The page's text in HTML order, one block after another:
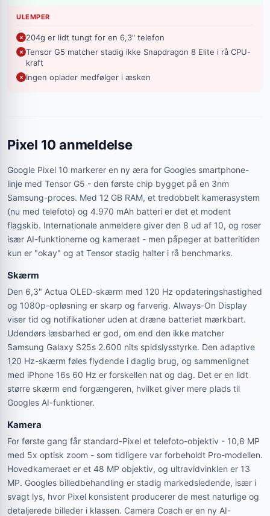
ULEMPER
204g er lidt tungt for en 6,3" telefon
Tensor G5 matcher stadig ikke Snapdragon 8 Elite i rå CPU-
kraft
Ingen oplader medfølger i æsken
Pixel 10 anmeldelse
Google Pixel 10 markerer en ny æra for Googles smartphone-
linje med Tensor G5 - den første chip bygget på en 3nm
Samsung-proces. Med 12 GB RAM, et tredobbelt kamerasystem
(nu med telefoto) og 4.970 mAh batteri er det et modent
flagskib. Internationale anmeldere giver den 8 ud af 10, og roser
især AI-funktionerne og kameraet - men påpeger at batteritiden
kun er "okay" og at Tensor stadig halter i rå benchmarks.
Skærm
Den 6,3" Actua OLED-skærm med 120 Hz opdateringshastighed
og 1080p-opløsning er skarp og farverig. Always-On Display
viser tid og notifikationer uden at dræne batteriet mærkbart.
Udendørs læsbarhed er god, om end den ikke matcher
Samsung Galaxy S25s 2.600 nits spidslysstyrke. Den adaptive
120 Hz-skærm føles flydende i daglig brug, og sammenlignet
med iPhone 16s 60 Hz er forskellen nat og dag. Det er en lidt
større skærm end forgængeren, hvilket giver mere plads til
Googles AI-funktioner.
Kamera
For første gang får standard-Pixel et telefoto-objektiv - 10,8 MP
med 5x optisk zoom - som tidligere var forbeholdt Pro-modellen.
Hovedkameraet er et 48 MP objektiv, og ultravidvinklen er 13
MP. Googles billedbehandling er stadig markedsledende, især i
svagt lys, hvor Pixel konsistent producerer de mest naturlige og
detaljerede billeder i klassen. Camera Coach er en ny AI-